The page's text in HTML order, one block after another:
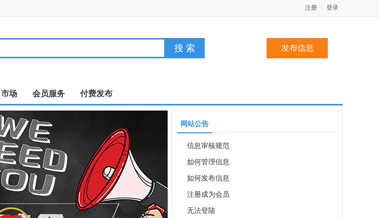
登录
注册
发布信息
市场 会员服务 付费发布
网站公告
信息审核规范
如何管理信息
如何发布信息
注册成为会员
无法登陆